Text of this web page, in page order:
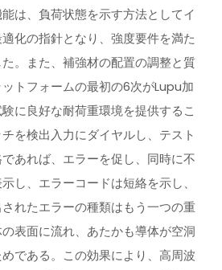
は、負荷状態を示す方法としてイ
化の指針となり、強度要件を満た
。また、補強材の配置の調整と質
トフォームの最初の6次がLupu加
に良好な耐荷重環境を提供するこ
を検出入力にダイヤルし、テスト
あれば、エラーを促し、同時に不
し、エラーコードは短絡を示し、
れたエラーの種類はもう一つの重
表面に流れ、あたかも導体が空洞
である。この効果により、高周波